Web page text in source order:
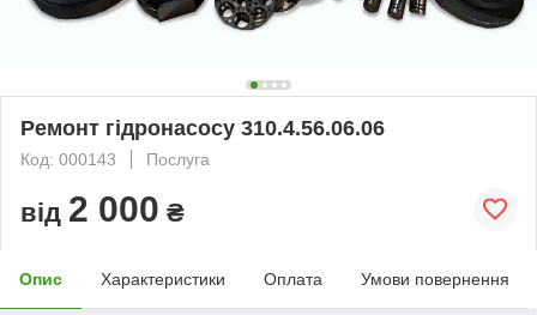
Ремонт гідронасосу 310.4.56.06.06
Код: 000143 Послуга
від 2 000 ₴
Опис Характеристики Оплата Умови повернення